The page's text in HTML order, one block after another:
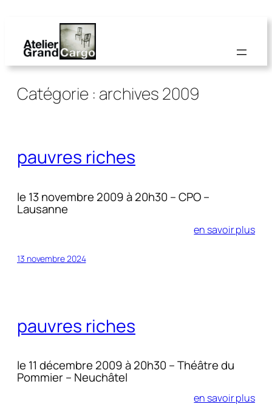
Catégorie : archives 2009
pauvres riches
le 13 novembre 2009 à 20h30 – CPO –
Lausanne
en savoir plus
13 novembre 2024
pauvres riches
le 11 décembre 2009 à 20h30 – Théâtre du
Pommier – Neuchâtel
en savoir plus